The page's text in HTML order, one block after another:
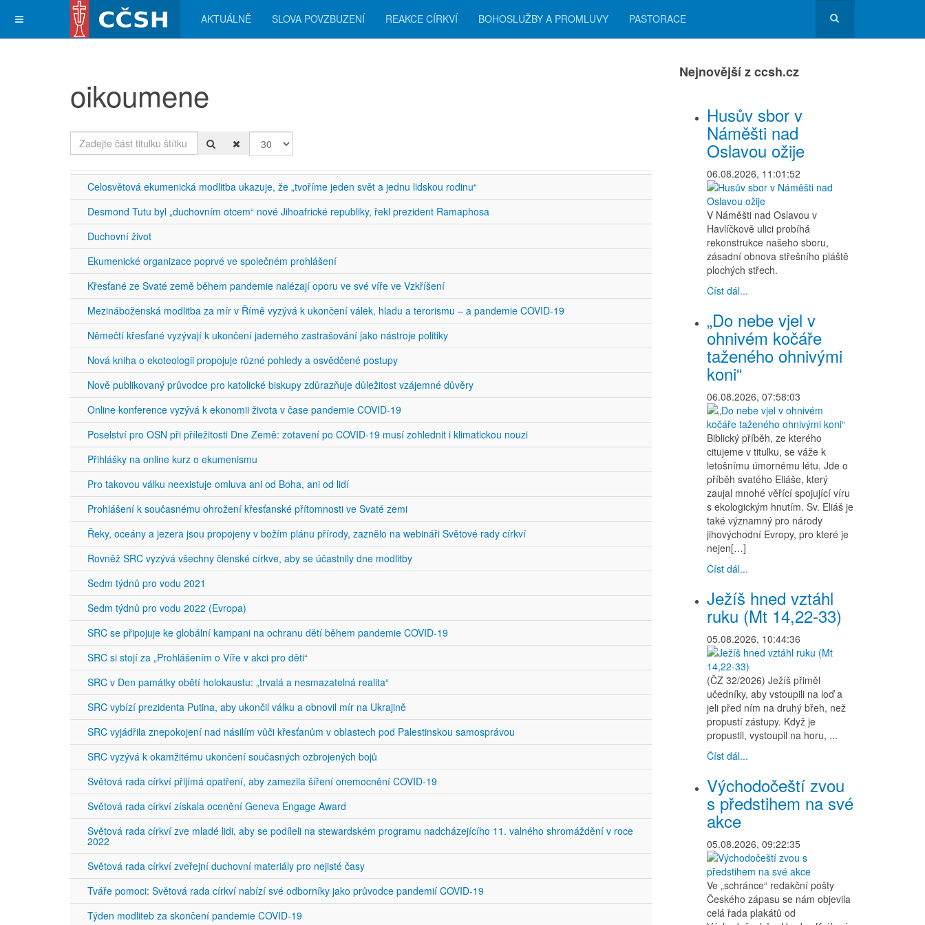
AKTUÁLNĚ SLOVA POVZBUZENÍ REAKCE CÍRKVÍ BOHOSLUŽBY A PROMLUVY PASTORACE
oikoumene
Zadejte část titulku štítku Počet zobrazení
Celosvětová ekumenická modlitba ukazuje, že „tvoříme jeden svět a jednu lidskou rodinu“
Desmond Tutu byl „duchovním otcem“ nové Jihoafrické republiky, řekl prezident Ramaphosa
Duchovní život
Ekumenické organizace poprvé ve společném prohlášení
Křesťané ze Svaté země během pandemie nalézají oporu ve své víře ve Vzkříšení
Mezináboženská modlitba za mír v Římě vyzývá k ukončení válek, hladu a terorismu – a pandemie COVID-19
Němečtí křesťané vyzývají k ukončení jaderného zastrašování jako nástroje politiky
Nová kniha o ekoteologii propojuje různé pohledy a osvědčené postupy
Nově publikovaný průvodce pro katolické biskupy zdůrazňuje důležitost vzájemné důvěry
Online konference vyzývá k ekonomii života v čase pandemie COVID-19
Poselství pro OSN při příležitosti Dne Země: zotavení po COVID-19 musí zohlednit i klimatickou nouzi
Přihlášky na online kurz o ekumenismu
Pro takovou válku neexistuje omluva ani od Boha, ani od lidí
Prohlášení k současnému ohrožení křesťanské přítomnosti ve Svaté zemi
Řeky, oceány a jezera jsou propojeny v božím plánu přírody, zaznělo na webináři Světové rady církví
Rovněž SRC vyzývá všechny členské církve, aby se účastnily dne modlitby
Sedm týdnů pro vodu 2021
Sedm týdnů pro vodu 2022 (Evropa)
SRC se připojuje ke globální kampani na ochranu dětí během pandemie COVID-19
SRC si stojí za „Prohlášením o Víře v akci pro děti“
SRC v Den památky obětí holokaustu: „trvalá a nesmazatelná realita“
SRC vybízí prezidenta Putina, aby ukončil válku a obnovil mír na Ukrajině
SRC vyjádřila znepokojení nad násilím vůči křesťanům v oblastech pod Palestinskou samosprávou
SRC vyzývá k okamžitému ukončení současných ozbrojených bojů
Světová rada církví přijímá opatření, aby zamezila šíření onemocnění COVID-19
Světová rada církví získala ocenění Geneva Engage Award
Světová rada církví zve mladé lidi, aby se podíleli na stewardském programu nadcházejícího 11. valného shromáždění v roce
2022
Světová rada církví zveřejní duchovní materiály pro nejisté časy
Tváře pomoci: Světová rada církví nabízí své odborníky jako průvodce pandemií COVID-19
Týden modliteb za skončení pandemie COVID-19
Nejnovější z ccsh.cz
Husův sbor v
Náměšti nad
Oslavou ožije
06.08.2026, 11:01:52
V Náměšti nad Oslavou v
Havlíčkově ulici probíhá
rekonstrukce našeho sboru,
zásadní obnova střešního pláště
plochých střech.
Číst dál...
„Do nebe vjel v
ohnivém kočáře
taženého ohnivými
koni“
06.08.2026, 07:58:03
Biblický příběh, ze kterého
citujeme v titulku, se váže k
letošnímu úmornému létu. Jde o
příběh svatého Eliáše, který
zaujal mnohé věřící spojující víru
s ekologickým hnutím. Sv. Eliáš je
také významný pro národy
jihovýchodní Evropy, pro které je
nejen[…]
Číst dál...
Ježíš hned vztáhl
ruku (Mt 14,22-33)
05.08.2026, 10:44:36
(ČZ 32/2026) Ježíš přiměl
učedníky, aby vstoupili na loď a
jeli před ním na druhý břeh, než
propustí zástupy. Když je
propustil, vystoupil na horu, ...
Číst dál...
Východočeští zvou
s předstihem na své
akce
05.08.2026, 09:22:35
Ve „schránce“ redakční pošty
Českého zápasu se nám objevila
celá řada plakátů od